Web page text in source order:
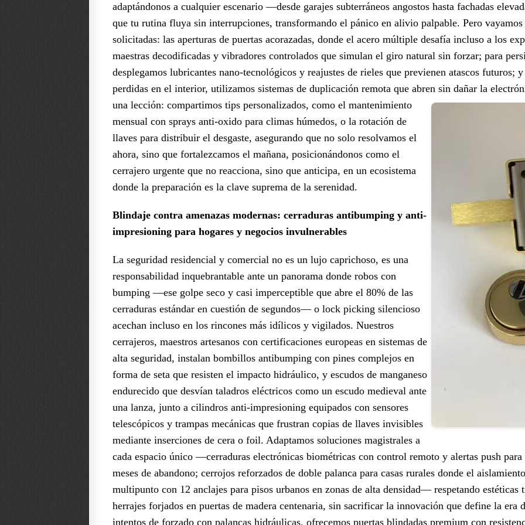
adaptándonos a cualquier escenario —desde garajes subterráneos angostos hasta fachadas
que tu rutina fluya sin interrupciones, transformando el pánico en alivio palpable. Pero
solicitadas: las aperturas de puertas acorazadas, donde el acero múltiple desafía incluso a los
maestras decodificadas y vibradores controlados que simulan el giro natural sin forzar; para
desplegamos lubricantes nano-tecnológicos y reajustes de rieles que previenen atascos futuros;
perdidas en el interior, utilizamos sistemas de duplicación remota que abren sin dañar la
una lección: compartimos tips personalizados, como el mantenimiento
mensual con sprays anti-oxido para climas húmedos, o la rotación de
llaves para distribuir el desgaste, asegurando que no solo resolvamos el
ahora, sino que fortalezcamos el mañana, posicionándonos como el
cerrajero urgente que no reacciona, sino que anticipa, en un ecosistema
donde la preparación es la clave suprema de la serenidad.
Blindaje contra amenazas modernas: cerraduras antibumping y anti-
impresioning para hogares y negocios invulnerables
La seguridad residencial y comercial no es un lujo caprichoso, es una
responsabilidad inquebrantable ante un panorama donde robos con
bumping —ese golpe seco y casi imperceptible que abre el 80% de las
cerraduras estándar en cuestión de segundos— o lock picking silencioso
acechan incluso en los rincones más idílicos y vigilados. Nuestros
cerrajeros, maestros artesanos con certificaciones europeas en sistemas de
alta seguridad, instalan bombillos antibumping con pines complejos en
forma de seta que resisten el impacto hidráulico, y escudos de manganeso
endurecido que desvían taladros eléctricos como un escudo medieval ante
una lanza, junto a cilindros anti-impresioning equipados con sensores
telescópicos y trampas mecánicas que frustran copias de llaves invisibles
mediante inserciones de cera o foil. Adaptamos soluciones magistrales a
cada espacio único —cerraduras electrónicas biométricas con control remoto y alertas push para
meses de abandono; cerrojos reforzados de doble palanca para casas rurales donde el
multipunto con 12 anclajes para pisos urbanos en zonas de alta densidad— respetando
herrajes forjados en puertas de madera centenaria, sin sacrificar la innovación que define la
intentos de forzado con palancas hidráulicas, ofrecemos puertas blindadas premium con